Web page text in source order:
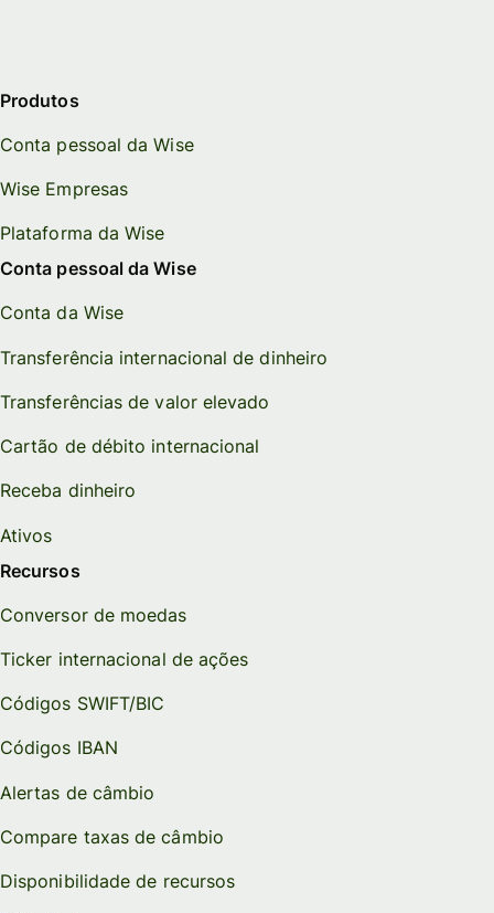
Produtos
Conta pessoal da Wise
Wise Empresas
Plataforma da Wise
Conta pessoal da Wise
Conta da Wise
Transferência internacional de dinheiro
Transferências de valor elevado
Cartão de débito internacional
Receba dinheiro
Ativos
Recursos
Conversor de moedas
Ticker internacional de ações
Códigos SWIFT/BIC
Códigos IBAN
Alertas de câmbio
Compare taxas de câmbio
Disponibilidade de recursos